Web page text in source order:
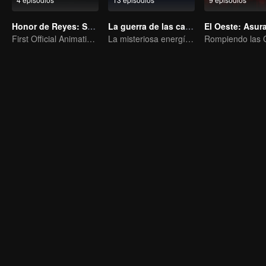
Honor de Reyes: Sueño Eterno
First Official Animation of Honor of Kings
La guerra de las cartas
La misteriosa energía de las cartas provocó una guerra, ¿cómo la manejó Chen Mu?
El Oeste: